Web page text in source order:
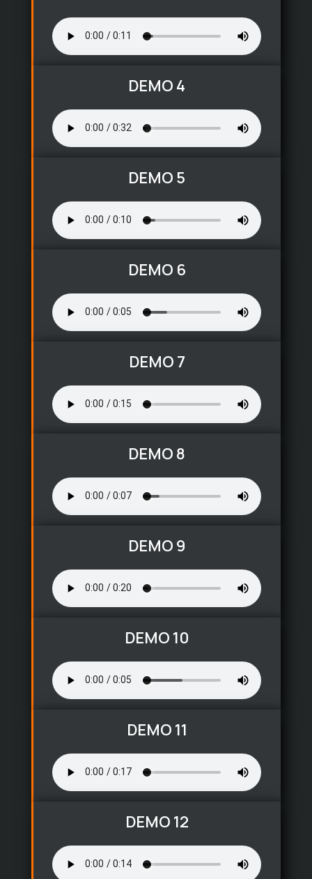
DEMO 4
DEMO 5
DEMO 6
DEMO 7
DEMO 8
DEMO 9
DEMO 10
DEMO 11
DEMO 12